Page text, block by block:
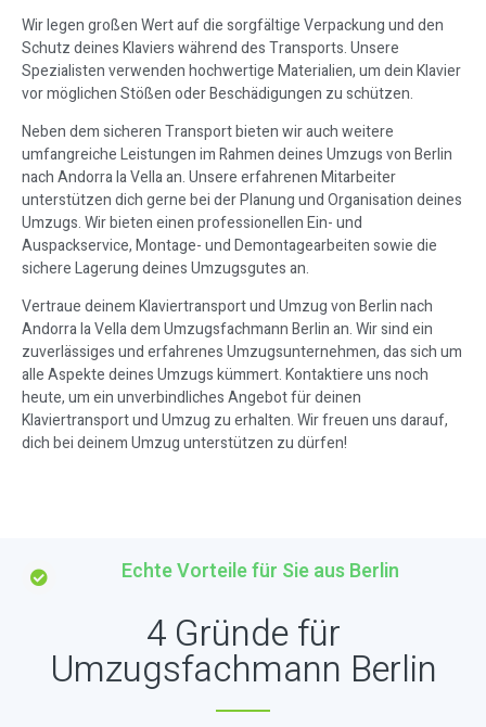
Wir legen großen Wert auf die sorgfältige Verpackung und den
Schutz deines Klaviers während des Transports. Unsere
Spezialisten verwenden hochwertige Materialien, um dein Klavier
vor möglichen Stößen oder Beschädigungen zu schützen.
Neben dem sicheren Transport bieten wir auch weitere
umfangreiche Leistungen im Rahmen deines Umzugs von Berlin
nach Andorra la Vella an. Unsere erfahrenen Mitarbeiter
unterstützen dich gerne bei der Planung und Organisation deines
Umzugs. Wir bieten einen professionellen Ein- und
Auspackservice, Montage- und Demontagearbeiten sowie die
sichere Lagerung deines Umzugsgutes an.
Vertraue deinem Klaviertransport und Umzug von Berlin nach
Andorra la Vella dem Umzugsfachmann Berlin an. Wir sind ein
zuverlässiges und erfahrenes Umzugsunternehmen, das sich um
alle Aspekte deines Umzugs kümmert. Kontaktiere uns noch
heute, um ein unverbindliches Angebot für deinen
Klaviertransport und Umzug zu erhalten. Wir freuen uns darauf,
dich bei deinem Umzug unterstützen zu dürfen!
Echte Vorteile für Sie aus Berlin
4 Gründe für
Umzugsfachmann Berlin